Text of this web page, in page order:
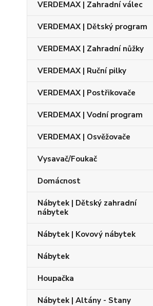
VERDEMAX | Zahradní válec
VERDEMAX | Dětský program
VERDEMAX | Zahradní nůžky
VERDEMAX | Ruční pilky
VERDEMAX | Postřikovače
VERDEMAX | Vodní program
VERDEMAX | Osvěžovače
Vysavač/Foukač
Domácnost
Nábytek | Dětský zahradní
nábytek
Nábytek | Kovový nábytek
Nábytek
Houpačka
Nábytek | Altány - Stany